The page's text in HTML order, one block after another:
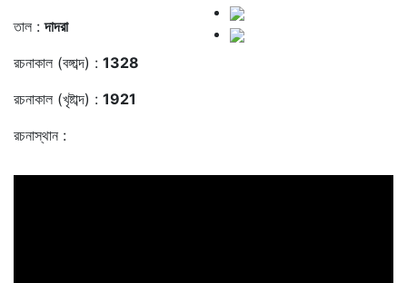
তাল :দাদরা
রচনাকাল (বঙ্গাব্দ) : 1328
রচনাকাল (খৃষ্টাব্দ) : 1921
রচনাস্থান :